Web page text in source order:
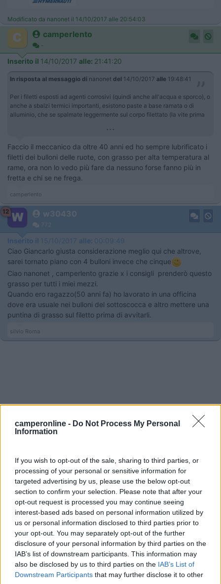
camperonline - Do Not Process My Personal
Information
If you wish to opt-out of the sale, sharing to third parties, or
processing of your personal or sensitive information for
targeted advertising by us, please use the below opt-out
section to confirm your selection. Please note that after your
opt-out request is processed you may continue seeing
interest-based ads based on personal information utilized by
us or personal information disclosed to third parties prior to
your opt-out. You may separately opt-out of the further
disclosure of your personal information by third parties on the
IAB’s list of downstream participants. This information may
also be disclosed by us to third parties on the IAB’s List of
Downstream Participants that may further disclose it to other
Modificato da nanonet il 14/10/2017 alle 20:54:03
camperlento
-
Inserito il 14/10/2017 alle: 21:41:20
In risposta al messaggio di nanonet del 14/10/2017 alle 19:48:41
Per i filetti esposti ad agenti corrosivi (quindi anche all'acqua e sporco), o
anche a sbalzi termici importanti, esistono paste a base ramata o di
alluminio, che se spalmate leggermente sul corpo filettato (la vite prima
...
Faccio il meccanico da oltre 40 anni ed ho sempre lubrificato i
filetti dei bulloni delle ruote, con grasso per alta temperatura al
rame, ora non lo vedo più fare da nessuno forse fanno più in
fretta e chi se ne frega.
camperlento
12 w30430
772
Inserito il 15/10/2017 alle: 00:09:49
Ciao Giancarlo giusta considerazione meglio qui che altrove,
sarei tornato piano con 4 bulloni invece che cinque
Ciao nanonet , camperlento grazie x i consigli prenderò questo
grasso per tutti i miei mezzi.
Quando ero ragazzo(50 anni fa) ho lavorato in una officina
dove era usuale nei bulloni del sottoscocca e altro mettere una
puntina di grasso sul filetto prima di avvitarli.
silvio Roma
salvatore
9454
Inserito il15/10/2017 alle:09:53:32
Nella mia esperienza i problemi con i bulloni li ho avuti a causa
di serraggi errati (superiori al prescritto) fatti dal gommista,
Sempre nella mia esperienza, ho visto raramente utilizzata la
chiave dinamometrica dai gommisti; inutile chiedere: ti
rispondono che le pistole pneumatiche sono "gia' tarate".
Eppure il corretto serraggio dei cerchi e' un fondamentale
elemento di sicurezza.